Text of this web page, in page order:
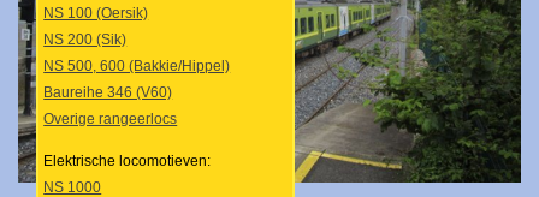
NS 100 (Oersik)
NS 200 (Sik)
NS 500, 600 (Bakkie/Hippel)
Baureihe 346 (V60)
Overige rangeerlocs
Elektrische locomotieven:
NS 1000